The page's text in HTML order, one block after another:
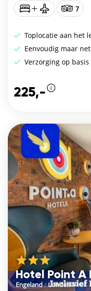
7
Toplocatie aan het
Eenvoudig maar
Verzorging op
225,-
Hotel Point
Engeland/Londen